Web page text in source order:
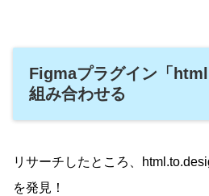
Figmaプラグイン「
組み合わせる
リサーチしたところ、
を発見！